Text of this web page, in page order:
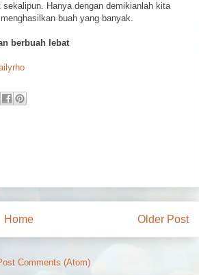
Hanya dengan demikianlah kita
buah yang banyak.
berbuah lebat
Older Post
Home
Comments (Atom)